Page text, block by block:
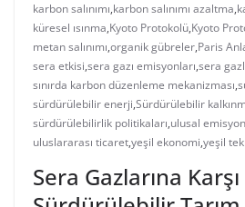
karbon salınımı,karbon salınımı azaltma,
küresel ısınma,Kyoto Protokolü,Kyoto
metan salınımı,organik gübreler,Paris
sera etkisi,sera gazı emisyonları,sera
sınırda karbon düzenleme mekanizması,
sürdürülebilir enerji,Sürdürülebilir
sürdürülebilirlik politikaları,ulusal
uluslararası ticaret,yeşil ekonomi,yeşil
Sera Gazlarına Karşı